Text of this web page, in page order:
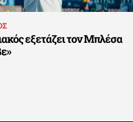
εξετάζει τον Μπλέσα